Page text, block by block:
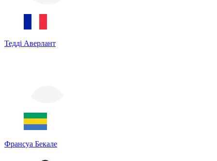
Тедді Аверлант
Франсуа Бекале